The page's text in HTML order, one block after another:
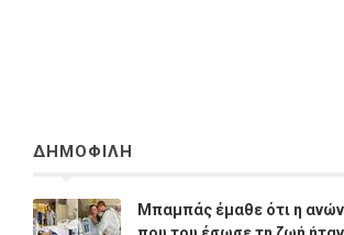
ΔΗΜΟΦΙΛΗ
Μπαμπάς έμαθε ότι η